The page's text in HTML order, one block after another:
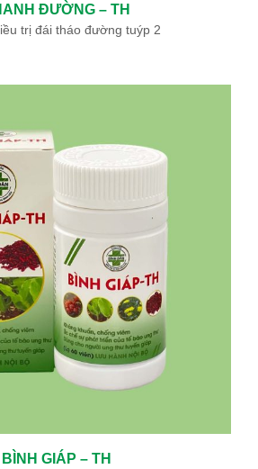
ĐƯỜNG – TH
trị đái tháo đường tuýp 2
BÌNH GIÁP – TH